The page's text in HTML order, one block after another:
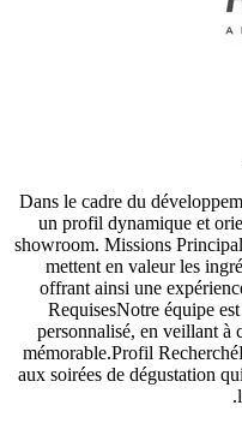
Dans le cadre du
un profil dynamique et
showroom. Missions
mettent en valeur les
offrant ainsi une
RequisesNotre équipe
personnalisé, en veillant à
mémorable.​Profil
aux soirées de dégustation